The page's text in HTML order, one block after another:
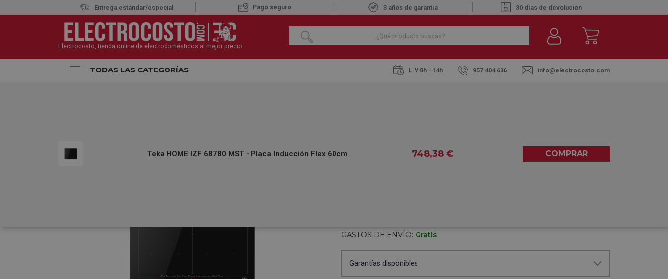
Entrega estándar/especial Pago seguro 3 años de garantía 30 días de devolución
Electrocosto, tienda online de electrodomésticos al mejor precio
TODAS LAS CATEGORÍAS L-V 8h - 14h 957 404 686 info@electrocosto.com
Teka HOME IZF 68780 MST - Placa Inducción Flex 60cm 748,38 € COMPRAR
748
GASTOS DE ENVÍO: Gratis
Garantías disponibles